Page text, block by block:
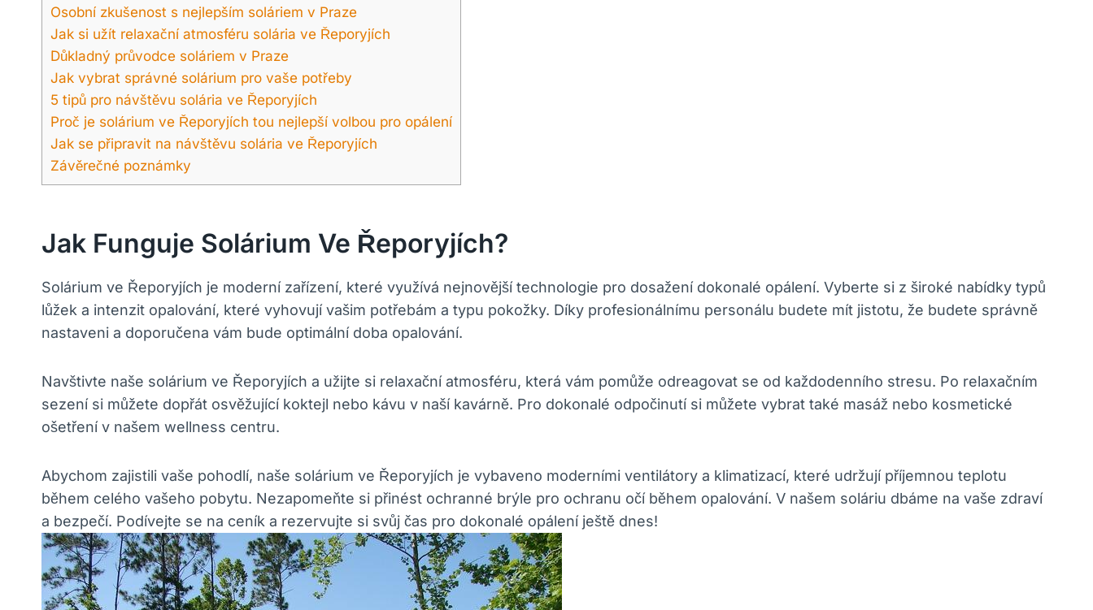
Osobní‍ zkušenost ‍s nejlepším soláriem‌ v Praze
Jak si užít relaxační atmosféru solária ⁣ve Řeporyjích
Důkladný průvodce soláriem v Praze
Jak vybrat správné solárium pro vaše potřeby
5⁣ tipů pro návštěvu solária⁣ ve Řeporyjích
Proč ⁣je solárium ve Řeporyjích tou nejlepší volbou pro ⁤opálení
Jak se ⁢připravit ⁤na návštěvu solária ve Řeporyjích
Závěrečné​ poznámky
Jak Funguje Solárium Ve Řeporyjích?
Solárium ve Řeporyjích je moderní zařízení, které využívá nejnovější technologie pro dosažení dokonalé ​opálení.⁣ Vyberte si z široké nabídky ​typů
lůžek a intenzit opalování, které vyhovují vašim⁤ potřebám a typu pokožky. Díky profesionálnímu personálu budete mít ⁣jistotu, že budete správně
nastaveni a doporučena vám ⁤bude ⁣optimální doba opalování.
Navštivte naše solárium ve⁢ Řeporyjích a užijte si⁣ relaxační atmosféru, která vám pomůže odreagovat se od každodenního stresu. Po relaxačním
sezení si můžete dopřát‌ osvěžující koktejl nebo kávu v naší kavárně. Pro ‌dokonalé⁤ odpočinutí si můžete vybrat také masáž nebo ‍kosmetické
⁤ošetření ⁤v našem wellness centru. ⁢
Abychom zajistili ​vaše pohodlí, naše solárium ve Řeporyjích je vybaveno moderními ventilátory a klimatizací, které udržují příjemnou teplotu
⁢během celého vašeho pobytu. Nezapomeňte⁢ si‌ přinést ochranné ‍brýle pro ochranu očí během opalování. V našem soláriu dbáme na⁣ vaše zdraví
a bezpečí. Podívejte se na ceník a rezervujte si svůj čas pro dokonalé‌ opálení ještě ⁣dnes!